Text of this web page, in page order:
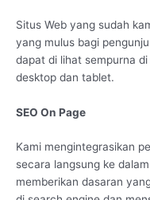
Situs Web yang sudah
yang mulus bagi
dapat di lihat sempurna
desktop dan tablet.
SEO On Page
Kami mengintegrasikan
secara langsung ke
memberikan dasaran